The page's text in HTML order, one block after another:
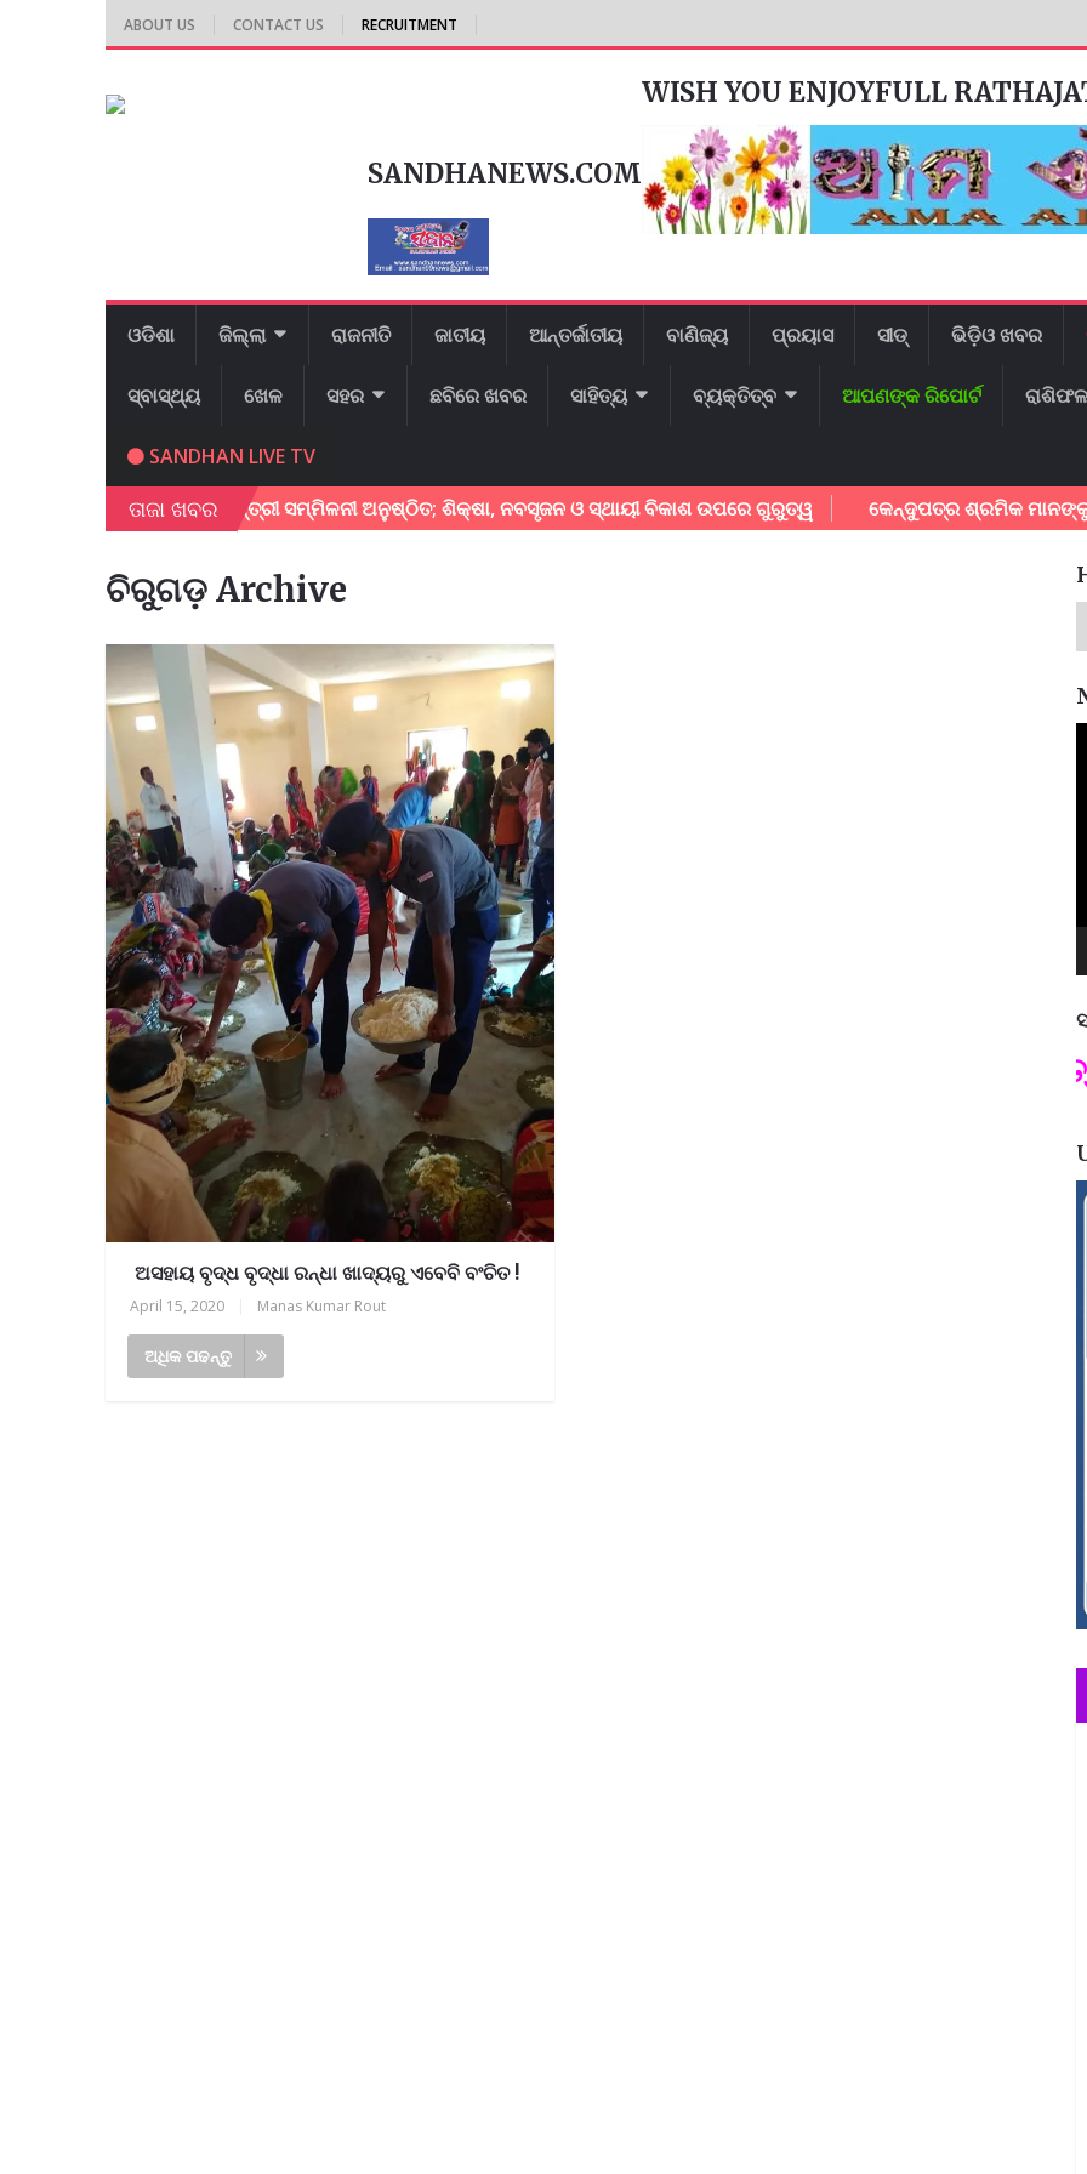
ABOUT US CONTACT US RECRUITMENT
WISH YOU ENJOYFULL
SANDHANEWS.COM
ଓଡିଶା ଜିଲ୍ଲା ରାଜନୀତି ଜାତୀୟ ଆନ୍ତର୍ଜାତୀୟ ବାଣିଜ୍ୟ ପ୍ରୟାସ ସୀଡ୍ ଭିଡ଼ିଓ ଖବର
ସ୍ବାସ୍ଥ୍ୟ ଖେଳ ସହର ଛବିରେ ଖବର ସାହିତ୍ୟ ବ୍ୟକ୍ତିତ୍ବ ଆପଣଙ୍କ ରିପୋର୍ଟ ରାଶିଫଳ
SANDHAN LIVE TV
ତାଜା ଖବର
ବ୍ରିକ୍ସ ଶିକ୍ଷାମନ୍ତ୍ରୀ ସମ୍ମିଳନୀ ଅନୁଷ୍ଠିତ; ଶିକ୍ଷା, ନବସୃଜନ ଓ ସ୍ଥାୟୀ ବିକାଶ ଉପରେ ଗୁରୁତ୍ୱ କେନ୍ଦୁପତ୍ର ଶ୍ରମିକ ମାନଙ୍କୁ ବୋନସ
ଚିରୁଗଡ଼ Archive
ଅସହାୟ ବୃଦ୍ଧ ବୃଦ୍ଧା ରନ୍ଧା ଖାଦ୍ୟରୁ ଏବେବି ବଂଚିତ !
April 15, 2020 Manas Kumar Rout
ଅଧିକ ପଢନ୍ତୁ